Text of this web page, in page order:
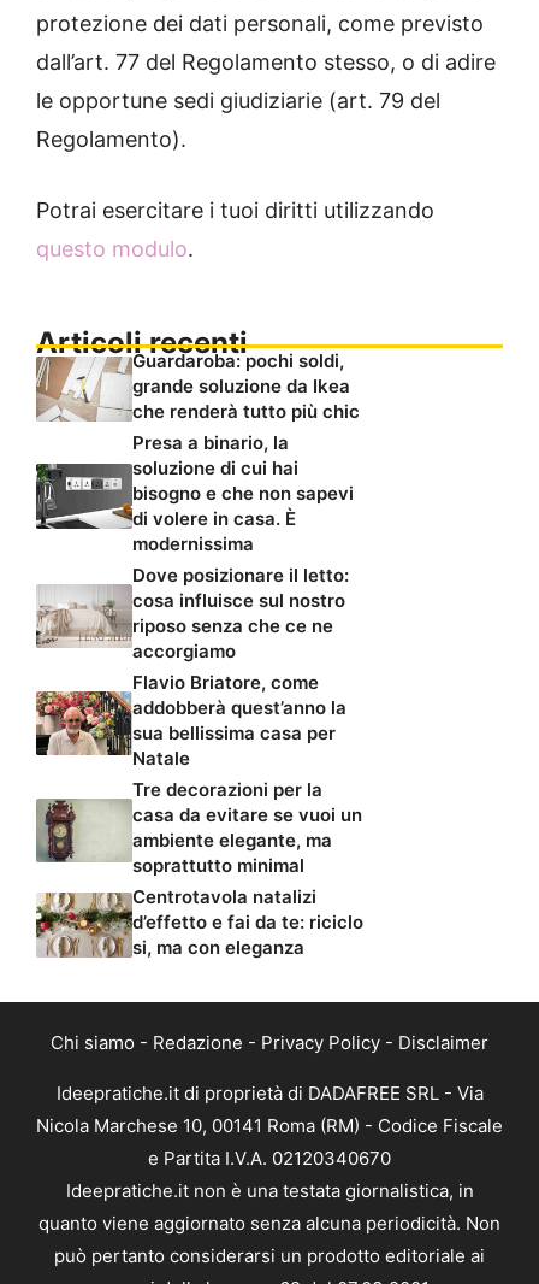
protezione dei dati personali, come previsto
dall’art. 77 del Regolamento stesso, o di adire
le opportune sedi giudiziarie (art. 79 del
Regolamento).
Potrai esercitare i tuoi diritti utilizzando
questo modulo.
Articoli recenti
Guardaroba: pochi soldi,
grande soluzione da Ikea
che renderà tutto più chic
Presa a binario, la
soluzione di cui hai
bisogno e che non sapevi
di volere in casa. È
modernissima
Dove posizionare il letto:
cosa influisce sul nostro
riposo senza che ce ne
accorgiamo
Flavio Briatore, come
addobberà quest’anno la
sua bellissima casa per
Natale
Tre decorazioni per la
casa da evitare se vuoi un
ambiente elegante, ma
soprattutto minimal
Centrotavola natalizi
d’effetto e fai da te: riciclo
si, ma con eleganza
Chi siamo - Redazione - Privacy Policy - Disclaimer
Ideepratiche.it di proprietà di DADAFREE SRL - Via
Nicola Marchese 10, 00141 Roma (RM) - Codice Fiscale
e Partita I.V.A. 02120340670
Ideepratiche.it non è una testata giornalistica, in
quanto viene aggiornato senza alcuna periodicità. Non
può pertanto considerarsi un prodotto editoriale ai